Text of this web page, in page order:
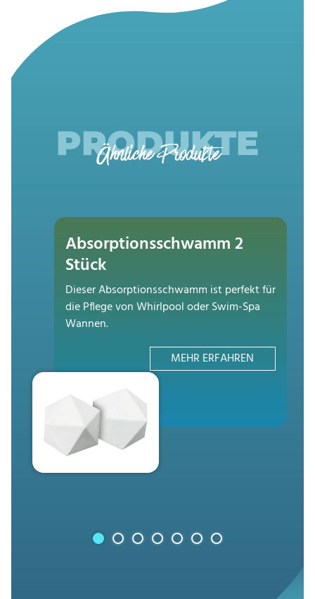
PRODUKTE
Ähnliche Produkte
Absorptionsschwamm 2
Stück
Dieser Absorptionsschwamm ist perfekt für
die Pflege von Whirlpool oder Swim-Spa
Wannen.
MEHR ERFAHREN